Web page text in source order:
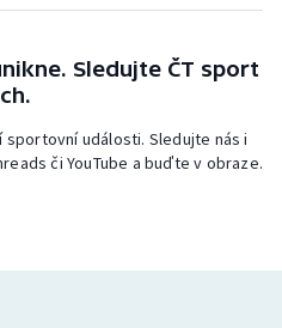
Sledujte ČT sport
události. Sledujte nás i
či YouTube a buďte v obraze.